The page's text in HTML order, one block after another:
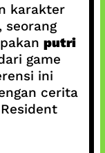
karakter
seorang
putri
game
ini
cerita